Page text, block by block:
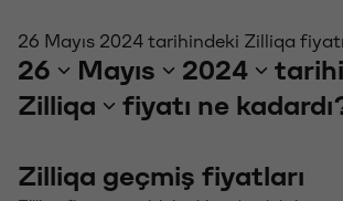
26 Mayıs 2024 tarihindeki Zilliqa
26 Mayıs 2024
Zilliqa
fiyatı ne
Zilliqa geçmiş fiyatları